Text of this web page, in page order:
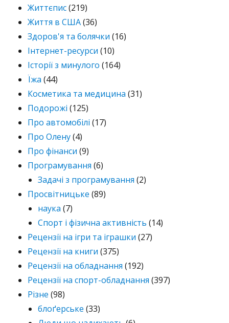
Життєпис(219)
Життя в США(36)
Здоров'я та болячки (16)
Інтернет-ресурси (10)
Історії з минулого (164)
Їжа (44)
Косметика та медицина (31)
Подорожі (125)
Про автомобілі (17)
Про Олену(4)
Про фінанси (9)
Програмування (6)
Задачі з програмування (2)
Просвітницьке (89)
наука (7)
Спорт і фізична активність (14)
Рецензії на ігри та іграшки (27)
Рецензії на книги (375)
Рецензії на обладнання (192)
Рецензії на спорт-обладнання (397)
Різне (98)
блоґерське (33)